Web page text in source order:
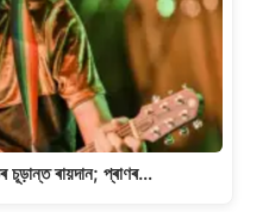
চূড়ান্ত ৰায়দান; প্ৰাণৰ…